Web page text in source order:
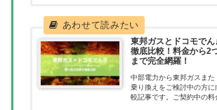
い。
東邦ガスとドコモで
徹底比較！料金から2
まで完全網羅！
中部電力から東邦ガスま
乗り換えをご検討中の方
較記事です。ご契約中の料